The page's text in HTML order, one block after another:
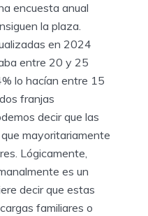
encuesta anual
la plaza.
en 2024
entre 20 y 25
lo hacían entre 15
franjas
decir que las
mayoritariamente
Lógicamente,
es un
decir que estas
familiares o